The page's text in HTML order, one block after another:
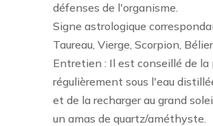
défenses de l'organisme.
Signe astrologique
Taureau, Vierge, Scorpion,
Entretien : Il est conseillé de la
régulièrement sous l'eau
et de la recharger au grand
un amas de quartz/améthyste.